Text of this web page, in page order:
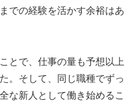
での経験を活かす余裕はあ
とで、仕事の量も予想以上
。そして、同じ職種でずっ
な新人として働き始めるこ